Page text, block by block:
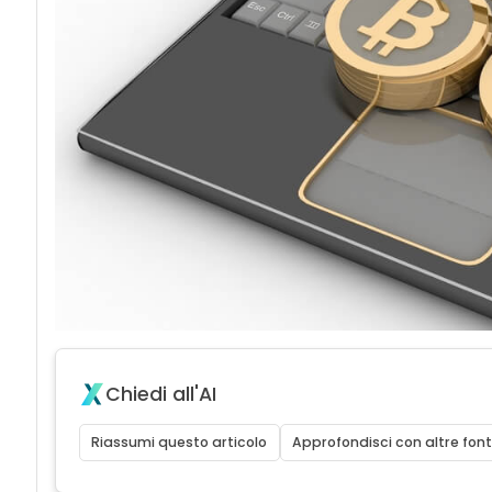
Chiedi all'AI
Riassumi questo articolo Approfondisci con altre